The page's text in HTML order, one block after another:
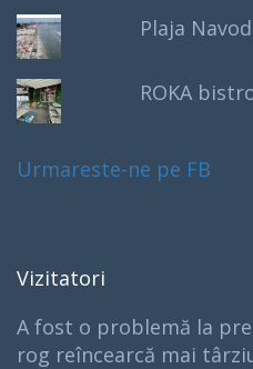
Plaja
ROKA
Urmareste-ne pe FB
Vizitatori
A fost o problemă la
rog reîncearcă mai